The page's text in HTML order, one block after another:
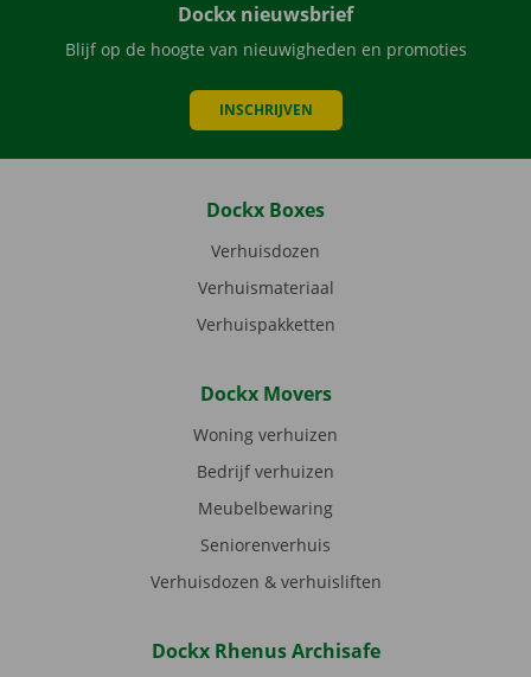
Dockx nieuwsbrief
Blijf op de hoogte van nieuwigheden en promoties
INSCHRIJVEN
Dockx Boxes
Verhuisdozen
Verhuismateriaal
Verhuispakketten
Dockx Movers
Woning verhuizen
Bedrijf verhuizen
Meubelbewaring
Seniorenverhuis
Verhuisdozen & verhuisliften
Dockx Rhenus Archisafe